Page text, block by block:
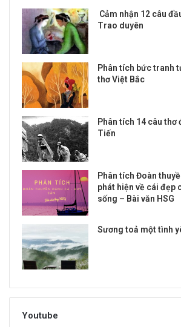
Cảm nhận 12 câu
Trao duyên
Phân tích bức tranh
thơ Việt Bắc
Phân tích 14 câu thơ
Tiến
Phân tích Đoàn
phát hiện về cái đẹp
sống – Bài văn HSG
Sương toả một tình
Youtube